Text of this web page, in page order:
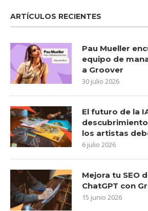
ARTÍCULOS RECIENTES
Pau Mueller
equipo de
a Groover
30 julio 2026
El futuro de la
los artistas
6 julio 2026
Mejora tu SEO
ChatGPT con
15 junio 2026